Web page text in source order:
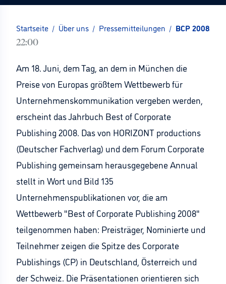
Startseite / Über uns / Pressemitteilungen / BCP 2008:
22:00
Am 18. Juni, dem Tag, an dem in München die
Preise von Europas größtem Wettbewerb für
Unternehmenskommunikation vergeben werden,
erscheint das Jahrbuch Best of Corporate
Publishing 2008. Das von HORIZONT productions
(Deutscher Fachverlag) und dem Forum Corporate
Publishing gemeinsam herausgegebene Annual
stellt in Wort und Bild 135
Unternehmenspublikationen vor, die am
Wettbewerb "Best of Corporate Publishing 2008"
teilgenommen haben: Preisträger, Nominierte und
Teilnehmer zeigen die Spitze des Corporate
Publishings (CP) in Deutschland, Österreich und
der Schweiz. Die Präsentationen orientieren sich